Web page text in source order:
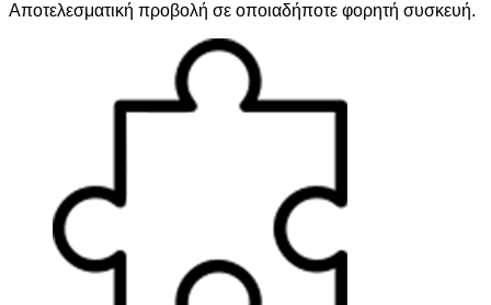
Αποτελεσματική προβολή σε οποιαδήποτε φορητή συσκευή.